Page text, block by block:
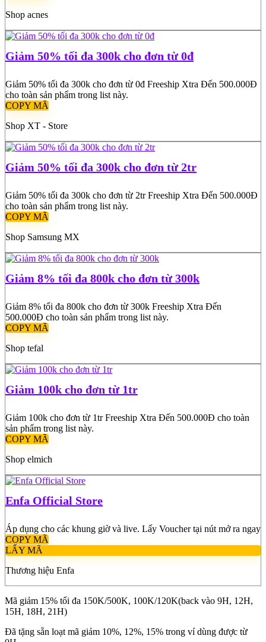
Shop acnes
Giảm 50% tối đa 300k cho đơn từ 0đ
Giảm 50% tối đa 300k cho đơn từ 0đ Freeship Xtra Đến 500.000Đ
cho toàn sản phẩm trong list này.
COPY MÃ
Shop XT - Store
Giảm 50% tối đa 300k cho đơn từ 2tr
Giảm 50% tối đa 300k cho đơn từ 2tr Freeship Xtra Đến 500.000Đ
cho toàn sản phẩm trong list này.
COPY MÃ
Shop Samsung MX
Giảm 8% tối đa 800k cho đơn từ 300k
Giảm 8% tối đa 800k cho đơn từ 300k Freeship Xtra Đến
500.000Đ cho toàn sản phẩm trong list này.
COPY MÃ
Shop tefal
Giảm 100k cho đơn từ 1tr
Giảm 100k cho đơn từ 1tr Freeship Xtra Đến 500.000Đ cho toàn
sản phẩm trong list này.
COPY MÃ
Shop elmich
Enfa Official Store
Áp dụng cho các khung giờ và live. Lấy Voucher tại nút mở ra ngay
COPY MÃ
LẤY MÃ
Thương hiệu Enfa
Mã giảm 15% tối đa 150K/500K, 100K/120K(back vào 9H, 12H,
15H, 18H, 21H)
Đã tặng sẵn loạt mã giảm 10%, 12%, 15% trong ví dùng được từ